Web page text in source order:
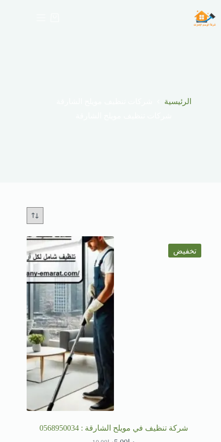
إلى
المحتوى
الرئيسية
تخفيض
شركة تنظيف في مويلح الشارقة : 0568950034